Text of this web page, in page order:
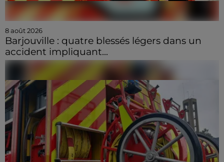
8 août 2026
Barjouville : quatre blessés légers dans un
accident impliquant...